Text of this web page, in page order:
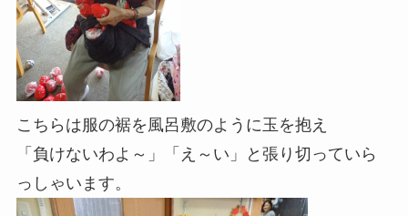
こちらは服の裾を風呂敷のように玉を抱え
「負けないわよ～」「え～い」と張り切っていら
っしゃいます。